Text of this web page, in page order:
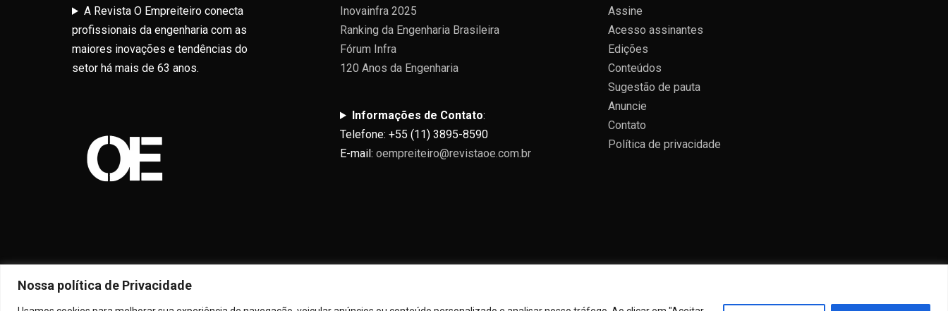
Nossa política de Privacidade
A Revista O Empreiteiro conecta
profissionais da engenharia com as
maiores inovações e tendências do
setor há mais de 63 anos.
Inovainfra 2025
Ranking da Engenharia Brasileira
Fórum Infra
120 Anos da Engenharia
Informações de Contato:
Telefone: +55 (11) 3895-8590
E-mail: oempreiteiro@revistaoe.com.br
Assine
Acesso assinantes
Edições
Conteúdos
Sugestão de pauta
Anuncie
Contato
Política de privacidade